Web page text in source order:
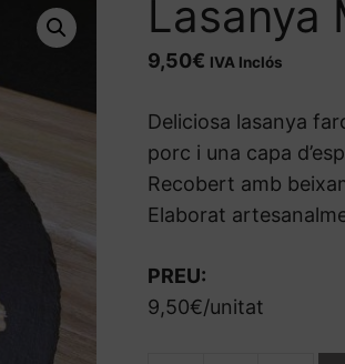
Lasanya
9,50€ IVA Inclós
Deliciosa lasanya
porc i una capa
Recobert amb
Elaborat
PREU:
9,50€/unitat